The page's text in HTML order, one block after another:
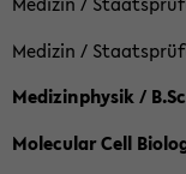
Medizin /
Medizinphysik /
Molecular Cell